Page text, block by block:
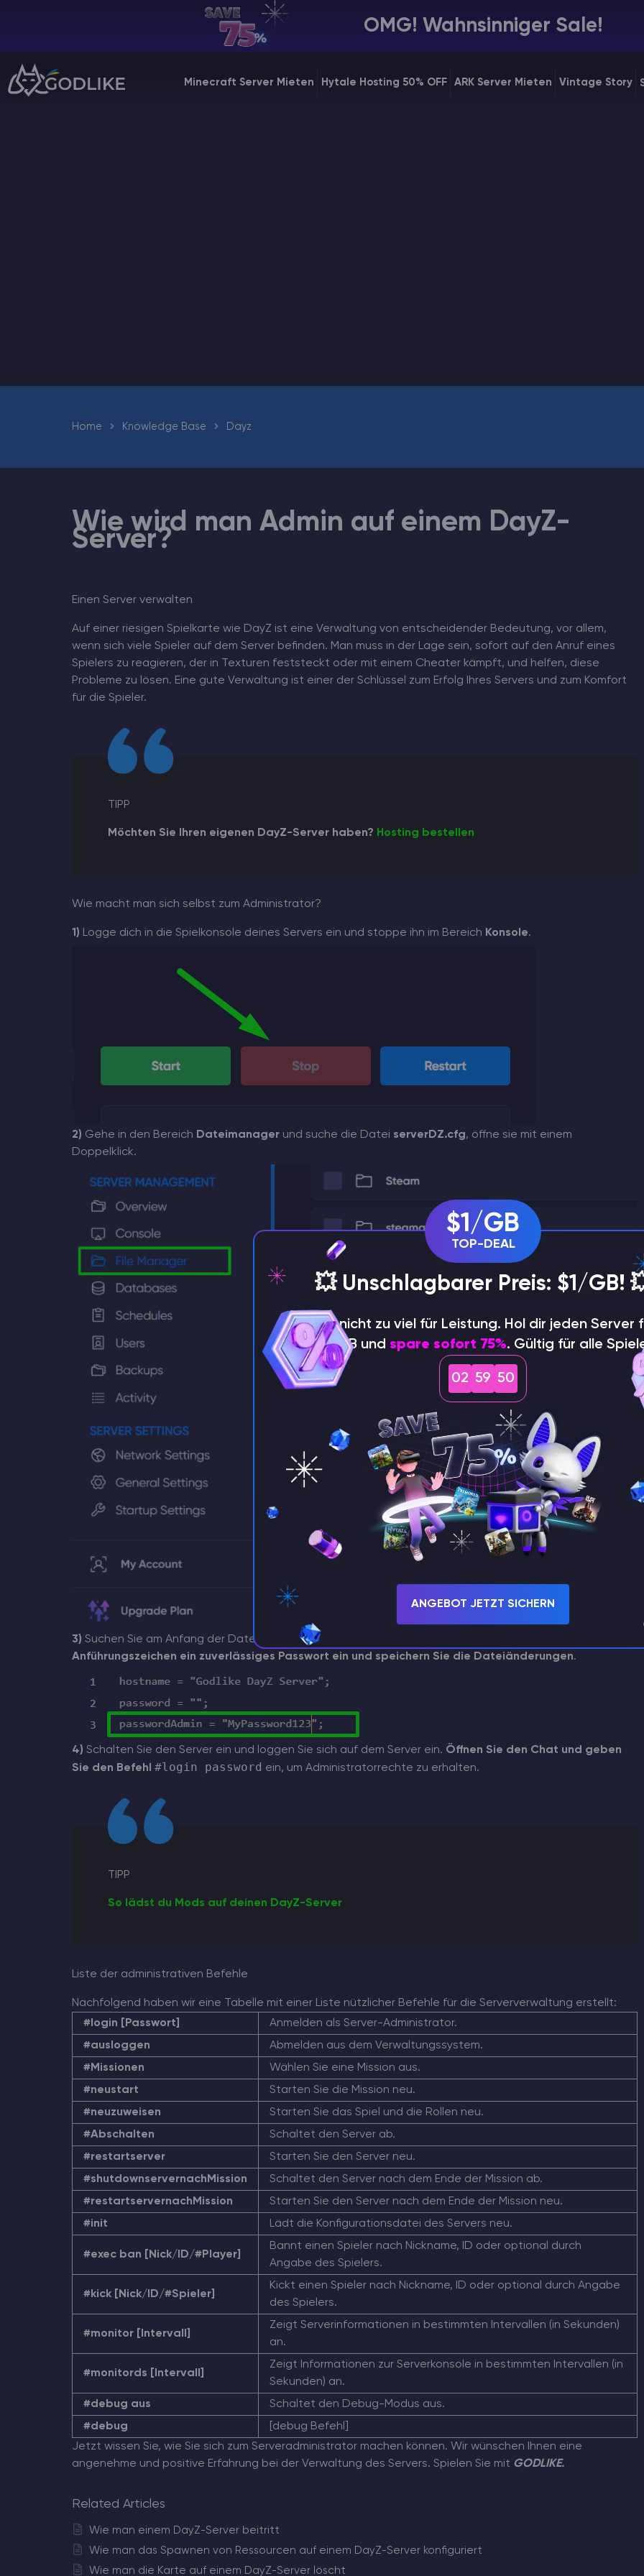
OMG! Wahnsinniger Sale!
Minecraft Server Mieten Hytale Hosting 50% OFF ARK Server Mieten Vintage Story
Billing Panel
Manage your servers & payments
ARK Server Mieten
Home Knowledge Base Dayz
Wie wird man Admin auf einem DayZ-
Server?
Einen Server verwalten
Auf einer riesigen Spielkarte wie DayZ ist eine Verwaltung von entscheidender Bedeutung, vor allem,
wenn sich viele Spieler auf dem Server befinden. Man muss in der Lage sein, sofort auf den Anruf eines
Spielers zu reagieren, der in Texturen feststeckt oder mit einem Cheater kämpft, und helfen, diese
Probleme zu lösen. Eine gute Verwaltung ist einer der Schlüssel zum Erfolg Ihres Servers und zum Komfort
für die Spieler.
TIPP
Möchten Sie Ihren eigenen DayZ-Server haben? Hosting bestellen
Wie macht man sich selbst zum Administrator?
1) Logge dich in die Spielkonsole deines Servers ein und stoppe ihn im Bereich Konsole.
2) Gehe in den Bereich Dateimanagerund suche die Datei serverDZ.cfg, öffne sie mit einem
Doppelklick.
3) Suchen Sie am Anfang der Datei die ZeilepasswordAdmin = " "
Anführungszeichen ein zuverlässiges Passwort ein und speichern Sie die Dateiänderungen.
4) Schalten Sie den Server ein und loggen Sie sich auf dem Server ein. Öffnen Sie den Chat und geben
Sie den Befehl #login password ein, um Administratorrechte zu erhalten.
TIPP
So lädst du Mods auf deinen DayZ-Server
Liste der administrativen Befehle
Nachfolgend haben wir eine Tabelle mit einer Liste nützlicher Befehle für die Serververwaltung erstellt:
#login [Passwort]
Anmelden als Server-Administrator.
#ausloggen
Abmelden aus dem Verwaltungssystem.
#Missionen
Wählen Sie eine Mission aus.
#neustart
Starten Sie die Mission neu.
#neuzuweisen
Starten Sie das Spiel und die Rollen neu.
#Abschalten
Schaltet den Server ab.
#restartserver
Starten Sie den Server neu.
#shutdownservernachMission
Schaltet den Server nach dem Ende der Mission ab.
#restartservernachMission
Starten Sie den Server nach dem Ende der Mission neu.
#init
Lädt die Konfigurationsdatei des Servers neu.
#exec ban [Nick/ID/#Player]
Bannt einen Spieler nach Nickname, ID oder optional durch
Angabe des Spielers.
#kick [Nick/ID/#Spieler]
Kickt einen Spieler nach Nickname, ID oder optional durch Angabe
des Spielers.
#monitor [Intervall]
Zeigt Serverinformationen in bestimmten Intervallen (in Sekunden)
an.
#monitords [Intervall]
Zeigt Informationen zur Serverkonsole in bestimmten Intervallen (in
Sekunden) an.
#debug aus
Schaltet den Debug-Modus aus.
#debug
[debug Befehl]
Jetzt wissen Sie, wie Sie sich zum Serveradministrator machen können. Wir wünschen Ihnen eine
angenehme und positive Erfahrung bei der Verwaltung des Servers. Spielen Sie mit GODLIKE.
Related Articles
Wie man einem DayZ-Server beitritt
Wie man das Spawnen von Ressourcen auf einem DayZ-Server konfiguriert
Wie man die Karte auf einem DayZ-Server löscht
$1/GB
TOP-DEAL
💥 Unschlagbarer Preis: $1/GB!
⚡️ Zahle nicht zu viel für Leistung. Hol dir jeden Server
$1/GB und spare sofort 75%. Gültig für alle
02 59 50
ANGEBOT JETZT SICHERN